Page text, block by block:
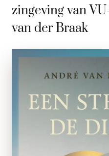
zingeving van
van der Braak